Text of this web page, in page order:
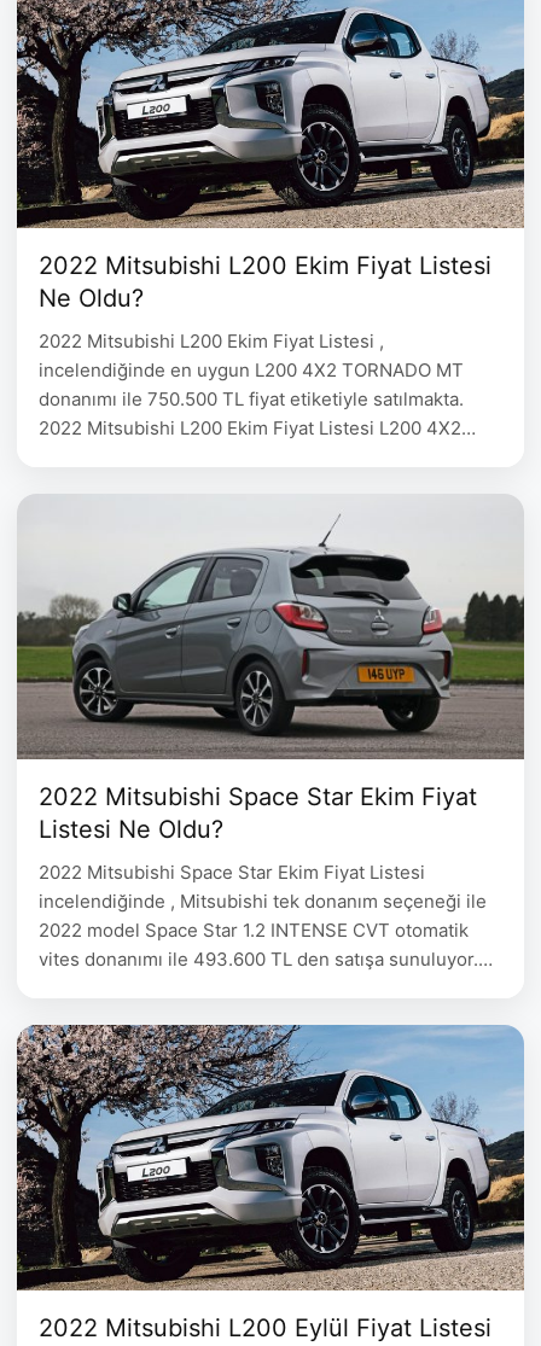
şerit),Ön …
2022 Mitsubishi L200 Ekim Fiyat Listesi
Ne Oldu?
2022 Mitsubishi L200 Ekim Fiyat Listesi ,
incelendiğinde en uygun L200 4X2 TORNADO MT
donanımı ile 750.500 TL fiyat etiketiyle satılmakta.
2022 Mitsubishi L200 Ekim Fiyat Listesi L200 4X2
MT – L200 4×4 BLIZZARD AT 960.000 L200 4×4
2022 Mitsubishi Space Star Ekim Fiyat
Listesi Ne Oldu?
2022 Mitsubishi Space Star Ekim Fiyat Listesi
incelendiğinde , Mitsubishi tek donanım seçeneği ile
2022 model Space Star 1.2 INTENSE CVT otomatik
vites donanımı ile 493.600 TL den satışa sunuluyor.
Donanımda Neler Var? (*) Ön Izgara (Kırmızı şerit),Ön
Tampon Çıtası …
2022 Mitsubishi L200 Eylül Fiyat Listesi